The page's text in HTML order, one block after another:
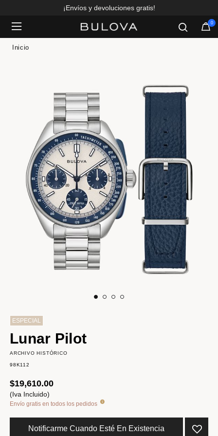
¡Envíos y devoluciones gratis!
0
Inicio
ESPECIAL
Lunar Pilot
ARCHIVO HISTÓRICO
98K112
$19,610.00
(Iva Incluido)
Envío gratis en todos los pedidos
Notificarme Cuando Esté En Existencia
Added to Manage Wishlist